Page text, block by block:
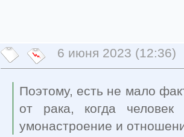
6 июня 2023 (12:36)
Поэтому, есть не мало
от рака, когда человек
умонастроение и